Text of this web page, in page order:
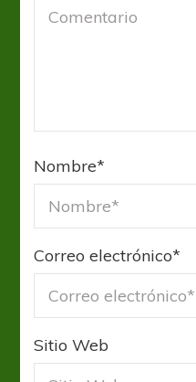
Nombre*
Correo electrónico*
Sitio Web